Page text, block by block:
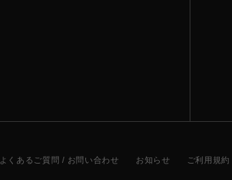
よくあるご質問 / お問い合わせ お知らせ ご利用規約